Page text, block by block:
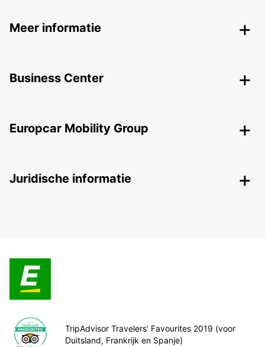
Meer informatie
Business Center
Europcar Mobility Group
Juridische informatie
TripAdvisor Travelers’ Favourites 2019 (voor
Duitsland, Frankrijk en Spanje)